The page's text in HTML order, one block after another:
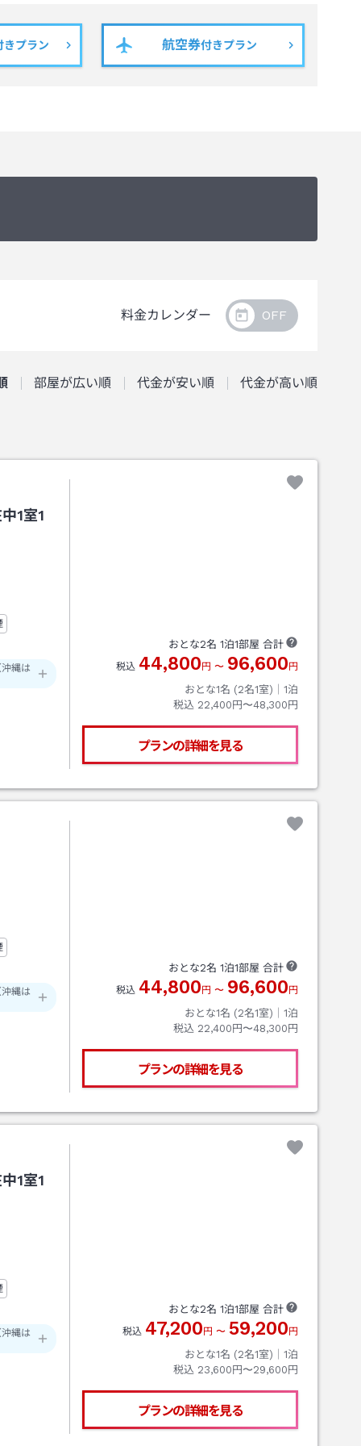
きプラン 航空券付きプラン
料金カレンダー
部屋が広い順 代金が安い順 代金が高い順
1室1
縄は
おとな2名 1泊1部屋 合計
税込 44,800円 〜 96,600円
おとな1名 (2名1室)｜ 1泊
税込 22,400円〜48,300円
プランの詳細を見る
縄は
おとな2名 1泊1部屋 合計
税込 44,800円 〜 96,600円
おとな1名 (2名1室)｜ 1泊
税込 22,400円〜48,300円
プランの詳細を見る
1室1
縄は
おとな2名 1泊1部屋 合計
税込 47,200円 〜 59,200円
おとな1名 (2名1室)｜ 1泊
税込 23,600円〜29,600円
プランの詳細を見る